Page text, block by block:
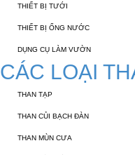
THIẾT BỊ TƯỚI
THIẾT BỊ ỐNG NƯỚC
DỤNG CỤ LÀM VƯỜN
CÁC LOẠI
THAN TẠP
THAN CỦI BẠCH ĐÀN
THAN MÙN CƯA